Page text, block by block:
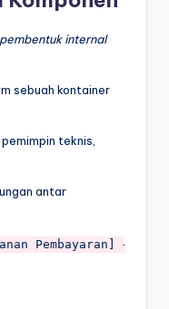
internal
sebuah kontainer
teknis,
antar
Pembayaran] →